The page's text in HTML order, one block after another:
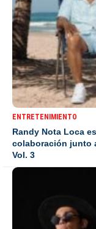
ENTRETENIMIENTO
Randy Nota Loca
colaboración junto
Vol. 3